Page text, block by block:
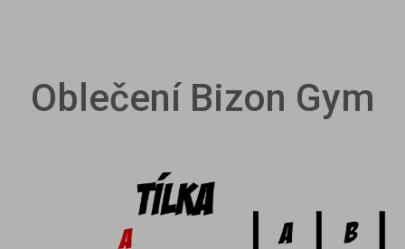
Oblečení Bizon Gym